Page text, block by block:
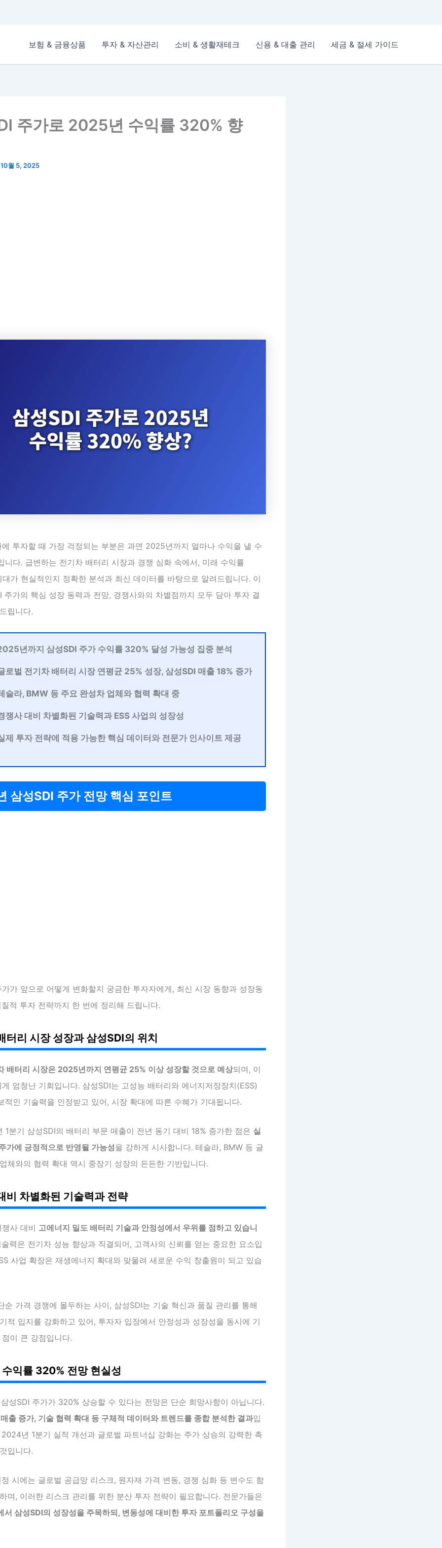
보험 & 금융상품 투자 & 자산관리 소비 & 생활재테크 신용 & 대출 관리 세금 & 절세 가이드
주가로 2025년 수익률 320% 향
10월 5, 2025
에 투자할 때 가장 걱정되는 부분은 과연 2025년까지 얼마나 수익을 낼 수
니다. 급변하는 전기차 배터리 시장과 경쟁 심화 속에서, 미래 수익률
가 현실적인지 정확한 분석과 최신 데이터를 바탕으로 알려드립니다. 이
주가의 핵심 성장 동력과 전망, 경쟁사와의 차별점까지 모두 담아 투자 결
립니다.
년까지 삼성SDI 주가 수익률 320% 달성 가능성 집중 분석
로벌 전기차 배터리 시장 연평균 25% 성장, 삼성SDI 매출 18% 증가
슬라, BMW 등 주요 완성차 업체와 협력 확대 중
쟁사 대비 차별화된 기술력과 ESS 사업의 성장성
제 투자 전략에 적용 가능한 핵심 데이터와 전문가 인사이트 제공
삼성SDI 주가 전망 핵심 포인트
가 앞으로 어떻게 변화할지 궁금한 투자자에게, 최신 시장 동향과 성장동
적 투자 전략까지 한 번에 정리해 드립니다.
터리 시장 성장과 삼성SDI의 위치
배터리 시장은 2025년까지 연평균 25% 이상 성장할 것으로 예상되며, 이
엄청난 기회입니다. 삼성SDI는 고성능 배터리와 에너지저장장치(ESS)
적인 기술력을 인정받고 있어, 시장 확대에 따른 수혜가 기대됩니다.
1분기 삼성SDI의 배터리 부문 매출이 전년 동기 대비 18% 증가한 점은 실
가에 긍정적으로 반영될 가능성을 강하게 시사합니다. 테슬라, BMW 등 글
체와의 협력 확대 역시 중장기 성장의 든든한 기반입니다.
비 차별화된 기술력과 전략
사 대비 고에너지 밀도 배터리 기술과 안정성에서 우위를 점하고 있습니
력은 전기차 성능 향상과 직결되어, 고객사의 신뢰를 얻는 중요한 요소입
사업 확장은 재생에너지 확대와 맞물려 새로운 수익 창출원이 되고 있습
순 가격 경쟁에 몰두하는 사이, 삼성SDI는 기술 혁신과 품질 관리를 통해
적 입지를 강화하고 있어, 투자자 입장에서 안정성과 성장성을 동시에 기
이 큰 강점입니다.
익률 320% 전망 현실성
성SDI 주가가 320% 상승할 수 있다는 전망은 단순 희망사항이 아닙니다.
출 증가, 기술 협력 확대 등 구체적 데이터와 트렌드를 종합 분석한 결과입
년 1분기 실적 개선과 글로벌 파트너십 강화는 주가 상승의 강력한 촉
입니다.
시에는 글로벌 공급망 리스크, 원자재 가격 변동, 경쟁 심화 등 변수도 함
며, 이러한 리스크 관리를 위한 분산 투자 전략이 필요합니다. 전문가들은
서 삼성SDI의 성장성을 주목하되, 변동성에 대비한 투자 포트폴리오 구성을